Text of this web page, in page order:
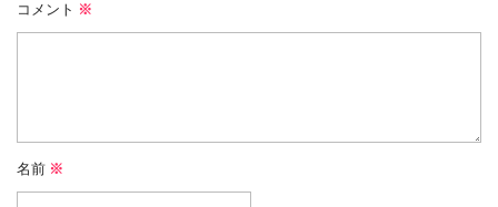
コメント ※
名前 ※